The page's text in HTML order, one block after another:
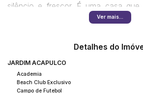
silêncio e frescor. É uma casa que
posição estratégica amplia a
cada amanhecer em uma
Aqui, a paisagem não é detalhe —
vida.
Ver mais...
Detalhes do
JARDIM ACAPULCO
Academia
Beach Club Exclusivo
Campo de Futebol